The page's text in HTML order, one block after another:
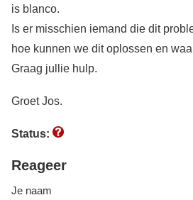
is blanco.
Is er misschien iemand die dit
hoe kunnen we dit oplossen en
Graag jullie hulp.
Groet Jos.
Status:
Reageer
Je naam